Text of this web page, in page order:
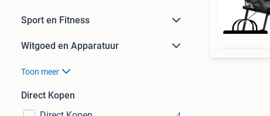
Sport en Fitness
Witgoed en Apparatuur
Toon meer
Direct Kopen